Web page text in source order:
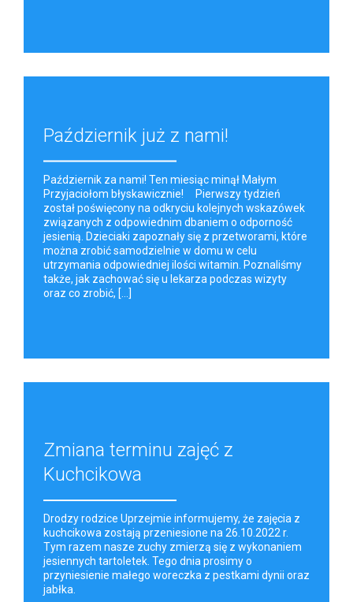
Październik już z nami!
Październik za nami! Ten miesiąc minął Małym
Przyjaciołom błyskawicznie! Pierwszy tydzień
został poświęcony na odkryciu kolejnych wskazówek
związanych z odpowiednim dbaniem o odporność
jesienią. Dzieciaki zapoznały się z przetworami, które
można zrobić samodzielnie w domu w celu
utrzymania odpowiedniej ilości witamin. Poznaliśmy
także, jak zachować się u lekarza podczas wizyty
oraz co zrobić, [...]
Zmiana terminu zajęć z
Kuchcikowa
Drodzy rodzice Uprzejmie informujemy, że zajęcia z
kuchcikowa zostają przeniesione na 26.10.2022 r.
Tym razem nasze zuchy zmierzą się z wykonaniem
jesiennych tartoletek. Tego dnia prosimy o
przyniesienie małego woreczka z pestkami dynii oraz
jabłka.